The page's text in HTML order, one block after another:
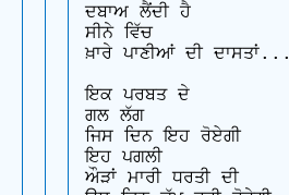
ਦਬਾਅ ਲੈਂਦੀ ਹੈ
ਸੀਨੇ ਵਿੱਚ
ਖ਼ਾਰੇ ਪਾਣੀਆਂ ਦੀ ਦਾਸਤਾਂ...
ਇਕ ਪਰਬਤ ਦੇ
ਗਲ ਲੱਗ
ਜਿਸ ਦਿਨ ਇਹ ਰੋਏਗੀ
ਇਹ ਪਗਲੀ
ਔੜਾਂ ਮਾਰੀ ਧਰਤੀ ਦੀ